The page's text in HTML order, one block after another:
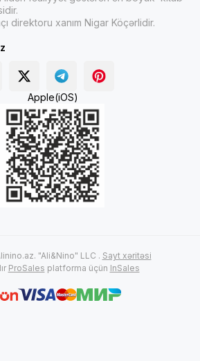
direktoru xanım Nigar Köçərlidir.
Apple(iOS)
"Ali&Nino" LLC . Sayt xəritəsi
ProSales platforma üçün InSales